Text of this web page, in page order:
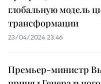
глобальную модель
трансформации
23/04/2024 23:46
Премьер-министр